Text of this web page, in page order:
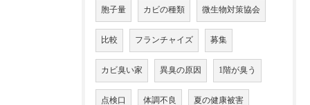
胞子量 カビの種類 微生物対策協会
比較 フランチャイズ 募集
カビ臭い家 異臭の原因 1階が臭う
点検口 体調不良 夏の健康被害